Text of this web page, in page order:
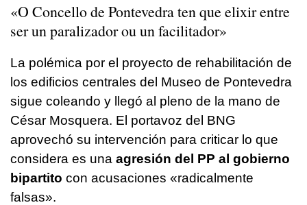
«O Concello de Pontevedra ten que elixir entre
ser un paralizador ou un facilitador»
La polémica por el proyecto de rehabilitación de
los edificios centrales del Museo de Pontevedra
sigue coleando y llegó al pleno de la mano de
César Mosquera. El portavoz del BNG
aprovechó su intervención para criticar lo que
considera es una agresión del PP al gobierno
bipartito con acusaciones «radicalmente
falsas».